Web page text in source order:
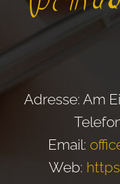
Adresse: Am
Email:
Web: